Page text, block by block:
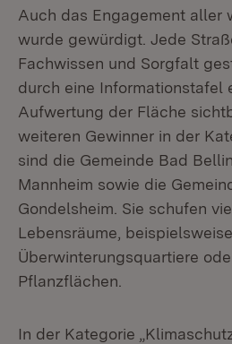
Auch das Engagement aller
wurde gewürdigt. Jede
Fachwissen und Sorgfalt
durch eine Informationstafel
Aufwertung der Fläche
weiteren Gewinner in der
sind die Gemeinde Bad
Mannheim sowie die
Gondelsheim. Sie schufen
Lebensräume,
Überwinterungsquartiere
Pflanzflächen.
In der Kategorie